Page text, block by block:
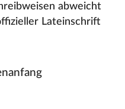
abweicht
Lateinschrift